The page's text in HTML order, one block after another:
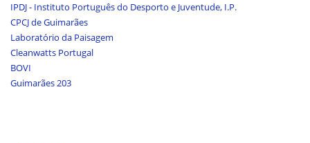
IPDJ - Instituto Português do Desporto e Juventude, I.P.
CPCJ de Guimarães
Laboratório da Paisagem
Cleanwatts Portugal
BOVI
Guimarães 203